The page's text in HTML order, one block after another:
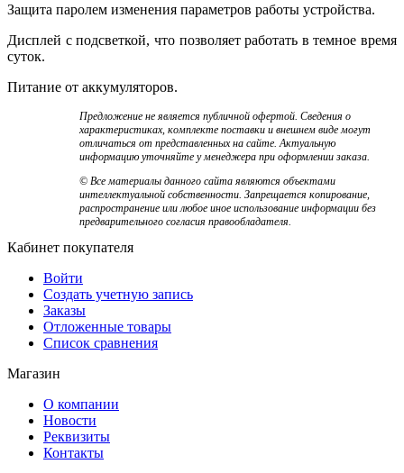
Защита паролем изменения параметров работы устройства.
Дисплей с подсветкой, что позволяет работать в темное время
суток.
Питание от аккумуляторов.
Предложение не является публичной офертой. Сведения о
характеристиках, комплекте поставки и внешнем виде могут
отличаться от представленных на сайте. Актуальную
информацию уточняйте у менеджера при оформлении заказа.
© Все материалы данного сайта являются объектами
интеллектуальной собственности. Запрещается копирование,
распространение или любое иное использование информации без
предварительного согласия правообладателя.
Кабинет покупателя
Войти
Создать учетную запись
Заказы
Отложенные товары
Список сравнения
Магазин
О компании
Новости
Реквизиты
Контакты